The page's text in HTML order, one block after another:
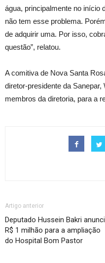
água, principalmente no início
não tem esse problema.
de adquirir uma. Por isso,
questão”, relatou.
A comitiva de Nova Santa
diretor-presidente da
membros da diretoria, para a
Artigo anterior
Deputado Hussein Bakri
R$ 1 milhão para a ampliação
do Hospital Bom Pastor